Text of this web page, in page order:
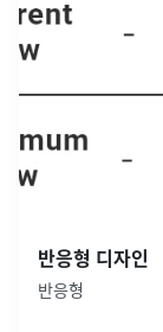
반응형 디자인
반응형